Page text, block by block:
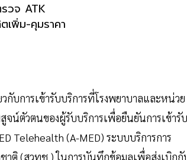
วจ ATK
พิ่ม-คุมราคา
บการเข้ารับบริการที่โรงพยาบาลและหน่วย
น์ตัวตนของผู้รับบริการเพื่อยืนยันการเข้ารับ
Telehealth (A-MED) ระบบบริการการ
ติ (สวทช.) ในการบันทึกข้อมูลเพื่อส่งเบิกกั